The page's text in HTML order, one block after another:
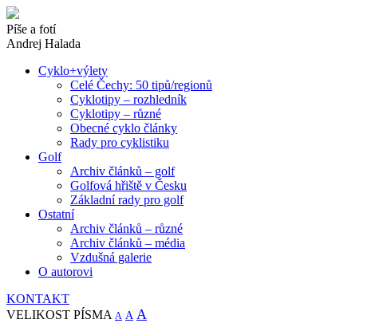
Píše a fotí
Andrej Halada
Cyklo+výlety
Celé Čechy: 50 tipů/regionů
Cyklotipy – rozhledník
Cyklotipy – různé
Obecné cyklo články
Rady pro cyklistiku
Golf
Archiv článků – golf
Golfová hřiště v Česku
Základní rady pro golf
Ostatní
Archiv článků – různé
Archiv článků – média
Vzdušná galerie
O autorovi
KONTAKT
VELIKOST PÍSMA A A A